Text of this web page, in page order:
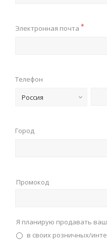
Электронная почта *
Телефон
Россия
Город
Промокод
Я планирую продавать
в своих розничных/